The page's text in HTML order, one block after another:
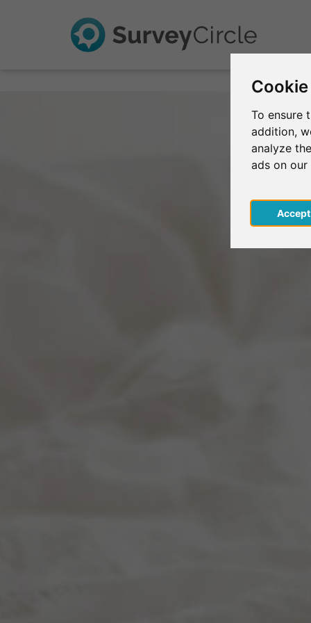
To ensure
addition,
analyze
ads on our